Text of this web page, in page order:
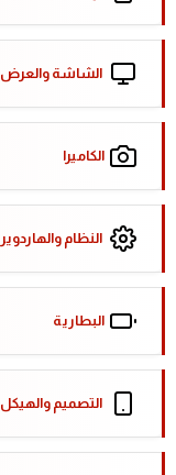
الشاشة والعرض
الكاميرا
النظام والهاردوير
البطارية
التصميم والهيكل